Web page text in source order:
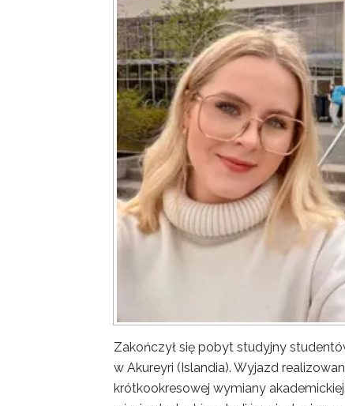
Zakończył się pobyt studyjny
w Akureyri (Islandia). Wyjazd
krótkookresowej wymiany